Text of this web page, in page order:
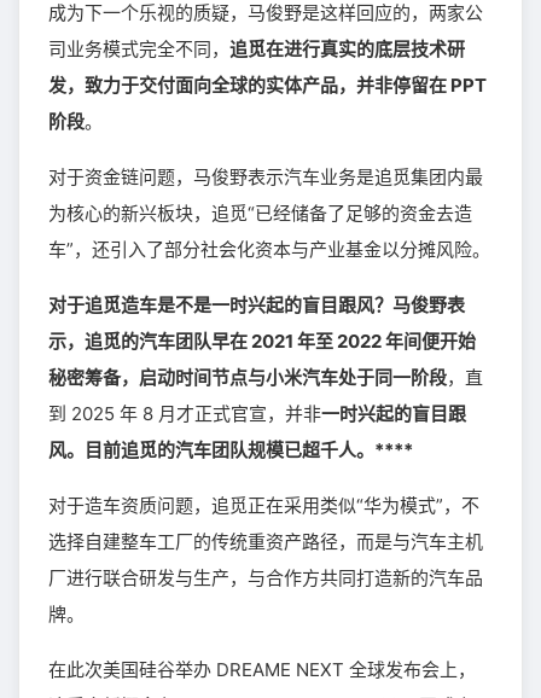
成为下一个乐视的质疑，马俊野是这样回应的，两家公
司业务模式完全不同， 追觅在进行真实的底层技术研
发，致力于交付面向全球的实体产品，并非停留在 PPT
阶段。
对于资金链问题，马俊野表示汽车业务是追觅集团内最
为核心的新兴板块，追觅“已经储备了足够的资金去造
车”，还引入了部分社会化资本与产业基金以分摊风险。
对于追觅造车是不是一时兴起的盲目跟风？马俊野表
示，追觅的汽车团队早在 2021 年至 2022 年间便开始
秘密筹备，启动时间节点与小米汽车处于同一阶段，直
到 2025 年 8 月才正式官宣，并非一时兴起的盲目跟
风。目前追觅的汽车团队规模已超千人。****
对于造车资质问题，追觅正在采用类似“华为模式”，不
选择自建整车工厂的传统重资产路径，而是与汽车主机
厂进行联合研发与生产，与合作方共同打造新的汽车品
牌。
在此次美国硅谷举办 DREAME NEXT 全球发布会上，